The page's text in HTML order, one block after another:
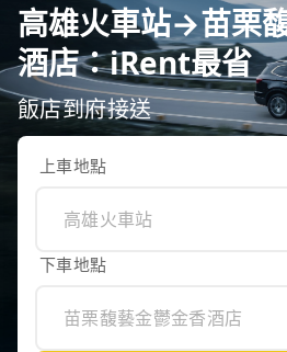
高雄火車站→苗栗
酒店：iRent最省
飯店到府接送
上車地點
下車地點